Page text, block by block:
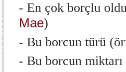
- En çok borçlu
Mae)
- Bu borcun türü
- Bu borcun miktarı